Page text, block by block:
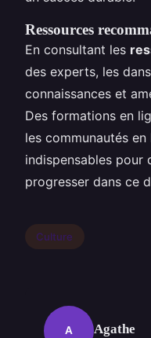
Ressources
En consultant les
des experts, les
connaissances et
Des formations en
les communautés
indispensables pour
progresser dans ce
Culture
A Agathe